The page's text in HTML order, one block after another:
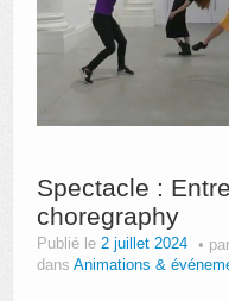
Spectacle :
choregraphy
Publié le 2 juillet 2024 par
dans Animations &